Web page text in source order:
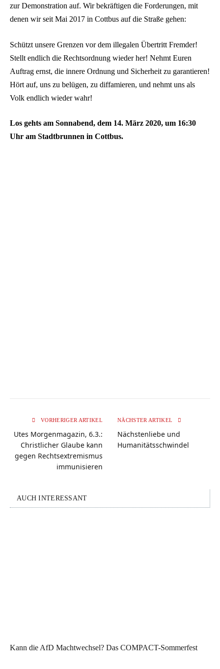
zur Demonstration auf. Wir bekräftigen die Forderungen, mit
denen wir seit Mai 2017 in Cottbus auf die Straße gehen:
Schützt unsere Grenzen vor dem illegalen Übertritt Fremder!
Stellt endlich die Rechtsordnung wieder her! Nehmt Euren
Auftrag ernst, die innere Ordnung und Sicherheit zu garantieren!
Hört auf, uns zu belügen, zu diffamieren, und nehmt uns als
Volk endlich wieder wahr!
Los gehts am Sonnabend, dem 14. März 2020, um 16:30
Uhr am Stadtbrunnen in Cottbus.
VORHERIGER ARTIKEL
Utes Morgenmagazin, 6.3.:
Christlicher Glaube kann
gegen Rechtsextremismus
immunisieren
NÄCHSTER ARTIKEL
Nächstenliebe und
Humanitätsschwindel
AUCH INTERESSANT
Kann die AfD Machtwechsel? Das COMPACT-Sommerfest